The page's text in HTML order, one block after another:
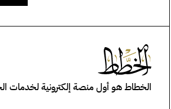
الخطاط هو أول منصة إلكترونية لخدمات